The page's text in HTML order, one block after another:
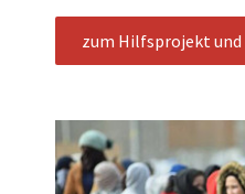
zum Hilfsprojekt und